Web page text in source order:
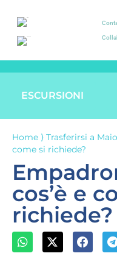
ESCURSIONI
Home ⟩ Trasferirsi a
come si richiede?
cos’è e
richiede?